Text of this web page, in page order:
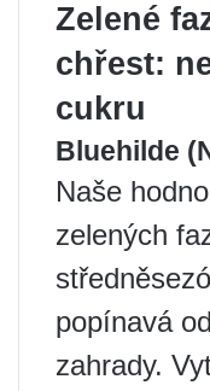
Zelené
chřest:
cukru
Bluehilde
Naše
zelených
popínavá
zahrady.